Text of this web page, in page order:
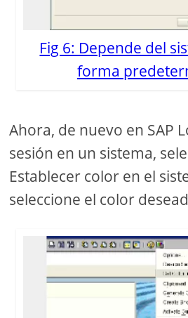
Fig 6: Depende del
forma
Ahora, de nuevo en SAP
sesión en un sistema,
Establecer color en el
seleccione el color